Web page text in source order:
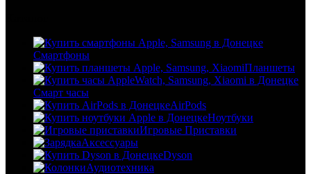
Смартфоны
Планшеты
Смарт часы
AirPods
Ноутбуки
Игровые Приставки
Аксессуары
Dyson
Аудиотехника